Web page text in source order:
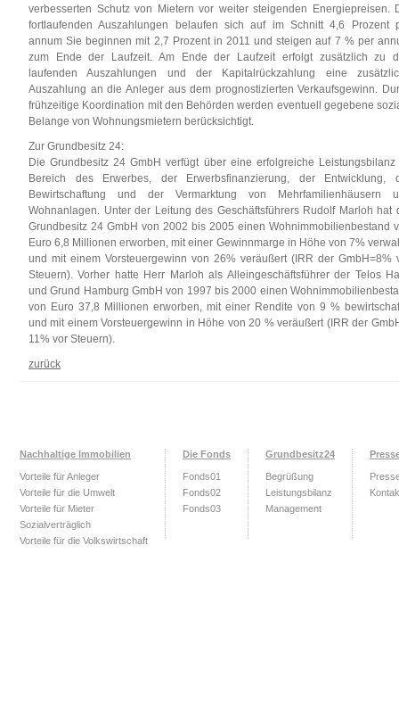
verbesserten Schutz von Mietern vor weiter steigenden Energiepreisen.
fortlaufenden Auszahlungen belaufen sich auf im Schnitt 4,6 Prozent
annum Sie beginnen mit 2,7 Prozent in 2011 und steigen auf 7 % per
zum Ende der Laufzeit. Am Ende der Laufzeit erfolgt zusätzlich zu
laufenden Auszahlungen und der Kapitalrückzahlung eine
Auszahlung an die Anleger aus dem prognostizierten Verkaufsgewinn.
frühzeitige Koordination mit den Behörden werden eventuell gegebene
Belange von Wohnungsmietern berücksichtigt.
Zur Grundbesitz 24:
Die Grundbesitz 24 GmbH verfügt über eine erfolgreiche Leistungsbilanz
Bereich des Erwerbes, der Erwerbsfinanzierung, der Entwicklung,
Bewirtschaftung und der Vermarktung von Mehrfamilienhäusern
Wohnanlagen. Unter der Leitung des Geschäftsführers Rudolf Marloh hat
Grundbesitz 24 GmbH von 2002 bis 2005 einen Wohnimmobilienbestand
Euro 6,8 Millionen erworben, mit einer Gewinnmarge in Höhe von 7%
und mit einem Vorsteuergewinn von 26% veräußert (IRR der GmbH=8%
Steuern). Vorher hatte Herr Marloh als Alleingeschäftsführer der Telos
und Grund Hamburg GmbH von 1997 bis 2000 einen
von Euro 37,8 Millionen erworben, mit einer Rendite von 9 %
und mit einem Vorsteuergewinn in Höhe von 20 % veräußert (IRR der
11% vor Steuern).
zurück
Nachhaltige Immobilien
Vorteile für Anleger
Vorteile für die Umwelt
Vorteile für Mieter
Sozialverträglich
Vorteile für die Volkswirtschaft
Die Fonds
Fonds01
Fonds02
Fonds03
Grundbesitz24
Begrüßung
Leistungsbilanz
Management